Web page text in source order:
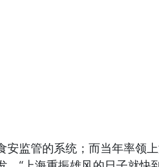
监管的系统；而当年率领